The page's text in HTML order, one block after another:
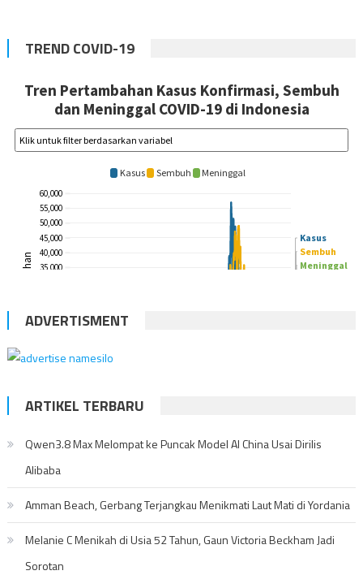
TREND COVID-19
ADVERTISMENT
ARTIKEL TERBARU
Qwen3.8 Max Melompat ke Puncak Model AI China Usai Dirilis
Alibaba
Amman Beach, Gerbang Terjangkau Menikmati Laut Mati di Yordania
Melanie C Menikah di Usia 52 Tahun, Gaun Victoria Beckham Jadi
Sorotan